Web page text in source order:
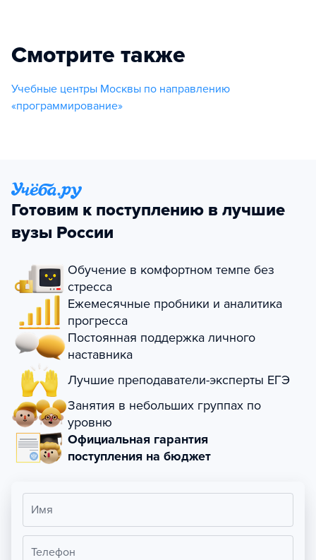
Смотрите также
Учебные центры Москвы по направлению
«программирование»
Готовим к поступлению в лучшие
вузы России
Обучение в комфортном темпе без
стресса
Ежемесячные пробники и аналитика
прогресса
Постоянная поддержка личного
наставника
Лучшие преподаватели-эксперты ЕГЭ
Занятия в небольших группах по
уровню
Официальная гарантия
поступления на бюджет
Имя
Телефон